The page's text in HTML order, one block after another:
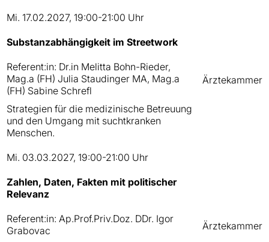
Mi. 17.02.2027, 19:00-21:00 Uhr
Substanzabhängigkeit im Streetwork
Referent:in: Dr.in Melitta Bohn-Rieder,
Mag.a (FH) Julia Staudinger MA, Mag.a
(FH) Sabine Schrefl
Strategien für die medizinische Betreuung
und den Umgang mit suchtkranken
Menschen.
Ärztekammer
Mi. 03.03.2027, 19:00-21:00 Uhr
Zahlen, Daten, Fakten mit politischer
Relevanz
Referent:in: Ap.Prof.Priv.Doz. DDr. Igor
Grabovac
Ärztekammer